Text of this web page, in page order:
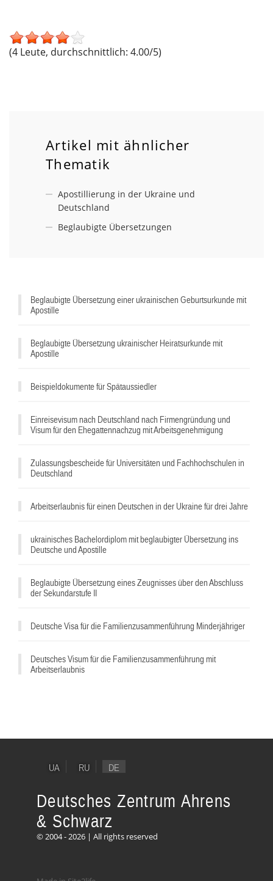
Beglaubigte Übersetzung einer ukrainischen Geburtsurkunde mit
Apostille
Beglaubigte Übersetzung ukrainischer Heiratsurkunde mit
Apostille
Beispieldokumente für Spätaussiedler
Einreisevisum nach Deutschland nach Firmengründung und
Visum für den Ehegattennachzug mit Arbeitsgenehmigung
Zulassungsbescheide für Universitäten und Fachhochschulen in
Deutschland
Arbeitserlaubnis für einen Deutschen in der Ukraine für drei Jahre
ukrainisches Bachelordiplom mit beglaubigter Übersetzung ins
Deutsche und Apostille
Beglaubigte Übersetzung eines Zeugnisses über den Abschluss
der Sekundarstufe II
Deutsche Visa für die Familienzusammenführung Minderjähriger
Deutsches Visum für die Familienzusammenführung mit
Arbeitserlaubnis
(4 Leute, durchschnittlich: 4.00/5)
Artikel mit ähnlicher
Thematik
Apostillierung in der Ukraine und
Deutschland
Beglaubigte Übersetzungen
UA RU DE
Deutsches Zentrum Ahrens
& Schwarz
© 2004 - 2026 | All rights reserved